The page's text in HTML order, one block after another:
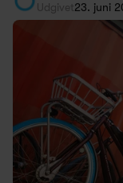
Udgivet23. juni